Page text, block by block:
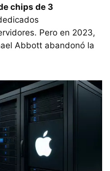
chips de 3
Pero en 2023,
Abbott abandonó la